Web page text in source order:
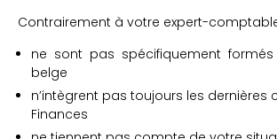
Contrairement à votre expert-
ne sont pas spécifiquement
belge
n’intègrent pas toujours les dernières
Finances